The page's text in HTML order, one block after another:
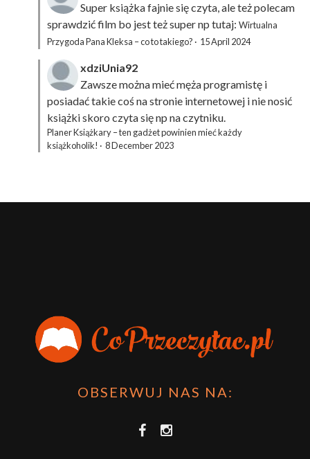
Super książka fajnie się czyta, ale też polecam
sprawdzić film bo jest też super np tutaj: Wirtualna
Przygoda Pana Kleksa – co to takiego? · 15 April 2024
xdziUnia92
Zawsze można mieć męża programistę i
posiadać takie coś na stronie internetowej i nie nosić
książki skoro czyta się np na czytniku.
Planer Książkary – ten gadżet powinien mieć każdy
książkoholik! · 8 December 2023
OBSERWUJ NAS NA: